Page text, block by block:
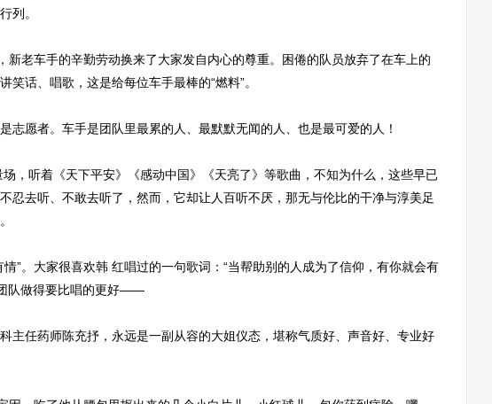
列。
老车手的辛勤劳动换来了大家发自内心的尊重。困倦的队员放弃了在车上的
笑话、唱歌，这是给每位车手最棒的“燃料”。
愿者。车手是团队里最累的人、最默默无闻的人、也是最可爱的人！
听着《天下平安》《感动中国》《天亮了》等歌曲，不知为什么，这些早已
忍去听、不敢去听了，然而，它却让人百听不厌，那无与伦比的干净与淳美足
。大家很喜欢韩 红唱过的一句歌词：“当帮助别的人成为了信仰，有你就会有
队做得要比唱的更好——
任药师陈充抒，永远是一副从容的大姐仪态，堪称气质好、声音好、专业好